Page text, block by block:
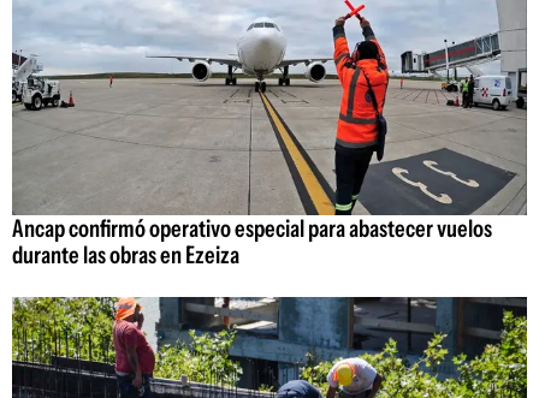
Ancap confirmó operativo especial para abastecer vuelos
durante las obras en Ezeiza